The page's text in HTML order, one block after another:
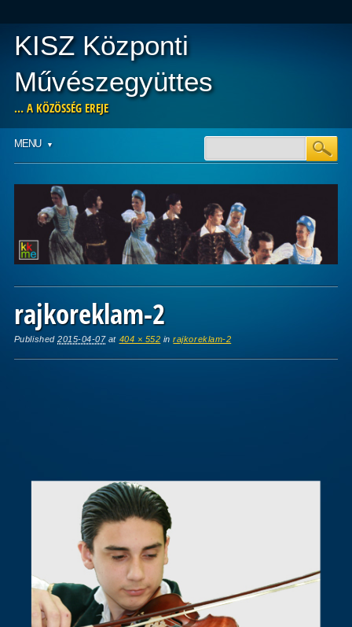
KISZ Központi
Művészegyüttes
… A KÖZÖSSÉG EREJE
Main menu
MENU
rajkoreklam-2
Published2015-04-07at 404 × 552 inrajkoreklam-2